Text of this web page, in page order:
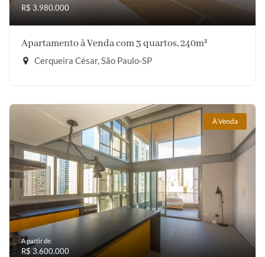
R$ 3.980.000
Apartamento à Venda com 3 quartos, 240m²
Cerqueira César, São Paulo-SP
À Venda
A partir de:
R$ 3.600.000